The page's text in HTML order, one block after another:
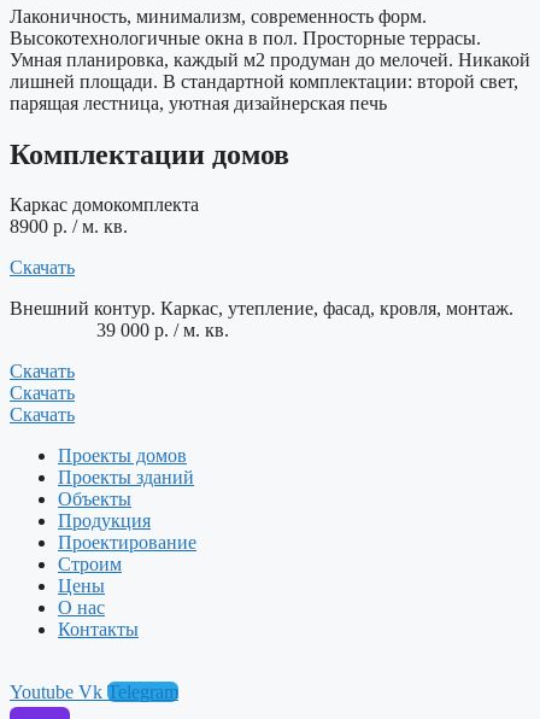
Лаконичность, минимализм, современность форм.
Высокотехнологичные окна в пол. Просторные террасы.
Умная планировка, каждый м2 продуман до мелочей. Никакой
лишней площади. В стандартной комплектации: второй свет,
парящая лестница, уютная дизайнерская печь
Комплектации домов
Каркас домокомплекта
8900 р. / м. кв.
Скачать
Внешний контур. Каркас, утепление, фасад, кровля, монтаж.
39 000 р. / м. кв.
Скачать
Скачать
Скачать
Проекты домов
Проекты зданий
Объекты
Продукция
Проектирование
Строим
Цены
О нас
Контакты
Youtube Vk Telegram